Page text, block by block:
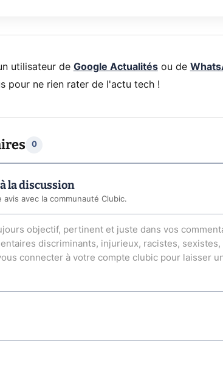
utilisateur de Google Actualitésou de
pour ne rien rater de l'actu tech !
0
la discussion
avis avec la communauté Clubic.